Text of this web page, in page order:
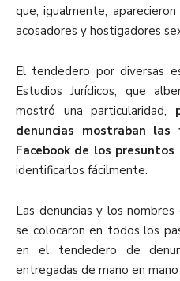
que, igualmente,
acosadores y hostigadores
El tendedero por diversas
Estudios Jurídicos, que
mostró una particularidad,
denuncias mostraban
Facebook de los presuntos
identificarlos fácilmente.
Las denuncias y los
se colocaron en todos los
en el tendedero de
entregadas de mano en